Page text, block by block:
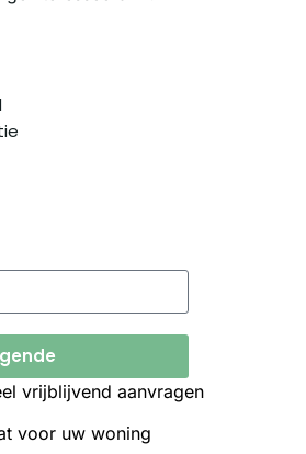
vrijblijvend aanvragen
voor uw woning